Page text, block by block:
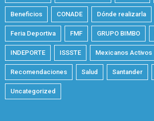
Beneficios CONADE Dónde realizarla
Feria Deportiva FMF GRUPO BIMBO
INDEPORTE ISSSTE Mexicanos Activos
Recomendaciones Salud Santander
Uncategorized